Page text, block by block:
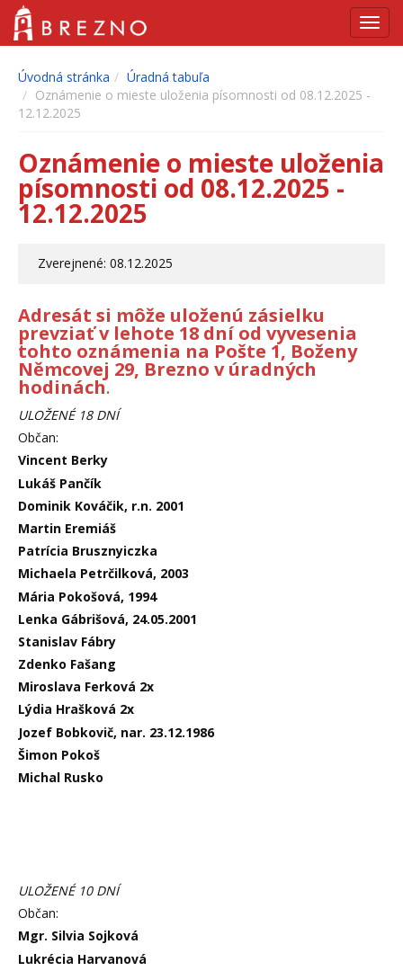
Úvodná stránka
Úradná tabuľa
Oznámenie o mieste uloženia písomnosti od 08.12.2025 -
12.12.2025
Oznámenie o mieste uloženia
písomnosti od 08.12.2025 -
12.12.2025
Zverejnené: 08.12.2025
Adresát si môže uloženú zásielku
prevziať v lehote 18 dní od vyvesenia
tohto oznámenia na Pošte 1, Boženy
Němcovej 29, Brezno v úradných
hodinách.
ULOŽENÉ 18 DNÍ
Občan:
Vincent Berky
Lukáš Pančík
Dominik Kováčik, r.n. 2001
Martin Eremiáš
Patrícia Brusznyiczka
Michaela Petrčilková, 2003
Mária Pokošová, 1994
Lenka Gábrišová, 24.05.2001
Stanislav Fábry
Zdenko Fašang
Miroslava Ferková 2x
Lýdia Hrašková 2x
Jozef Bobkovič, nar. 23.12.1986
Šimon Pokoš
Michal Rusko
ULOŽENÉ 10 DNÍ
Občan:
Mgr. Silvia Sojková
Lukrécia Harvanová